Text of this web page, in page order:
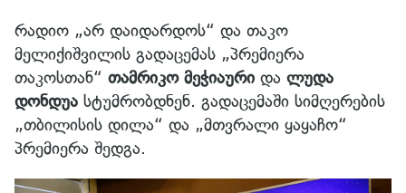
რადიო „არ დაიდარდოს“ და თაკო
მელიქიშვილის გადაცემას „პრემიერა
თაკოსთან“ თამრიკო მეჭიაური და ლუდა
დონდუა სტუმრობდნენ. გადაცემაში სიმღერების
„თბილისის დილა“ და „მთვრალი ყაყაჩო“
პრემიერა შედგა.